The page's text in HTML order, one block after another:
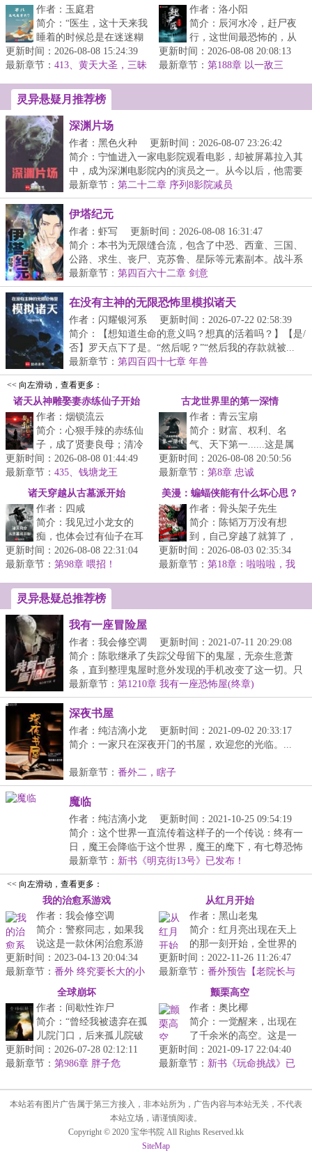
作者：玉庭君
简介：“医生，这十天来我
睡着的时候总是在迷迷糊
糊中听到有人喊我的名
字。”“黄天先生，你这是
更新时间：2026-08-08 15:24:39
最新章节： 413、黄天大圣，三昧
作者：洛小阳
简介：辰河水冷，赶尸夜
行，这世间最恐怖的，从
来都不是鬼……...
更新时间：2026-08-08 20:08:13
最新章节： 第188章 以一敌三
灵异悬疑月推荐榜
深渊片场
作者：黑色火种
更新时间：2026-08-07 23:26:42
简介：宁恤进入一家电影院观看电影，却被屏幕拉入其
中，成为深渊电影院内的演员之一。从今以后，他需要
不...
最新章节： 第二十二章 序列8影院减员
伊塔纪元
作者：虾写
更新时间：2026-08-08 16:31:47
简介：本书为无限缝合流，包含了中恐、西童、三国、
公路、求生、丧尸、克苏鲁、星际等元素副本。战斗系
统...
最新章节： 第四百六十二章 剑意
在没有主神的无限恐怖里模拟诸天
作者：闪耀银河系
更新时间：2026-07-22 02:58:39
简介：【想知道生命的意义吗？想真的活着吗？】【是/
否】罗天点下了是。“然后呢？”“然后我的存款就被...
最新章节： 第四百四十七章 年兽
<< 向左滑动，查看更多：
诸天从神雕娶妻赤练仙子开始
作者：烟锁流云
简介：心狠手辣的赤练仙
子，成了贤妻良母；清冷
如仙的小龙女，也变得活
泼可爱。还有杨过……看
着自家这个...
更新时间：2026-08-08 01:44:49
最新章节： 435、钱塘龙王
古龙世界里的第一深情
作者：青云宝扇
简介：财富、权利、名
气、天下第一......这是属
于主角的时代。不过对方
云华来说，他更喜欢坐看
主角翻雨覆...
更新时间：2026-08-08 20:50:56
最新章节： 第8章 忠诚
诸天穿越从古墓派开始
作者：四咸
简介：我见过小龙女的
痴，也体会过有仙子在耳
边轻叹情为何物。我曾与
人在佛前叩首，与人在崖
更新时间：2026-08-08 22:31:04
最新章节： 第98章 喂招！
美漫：蝙蝠侠能有什么坏心思？
作者：骨头架子先生
简介：陈韬万万没有想
到，自己穿越了就算了，
居然穿越成了蝙蝠侠本
人。众所周知，蝙蝠侠聪
更新时间：2026-08-03 02:35:34
最新章节： 第18章：啦啦啦，我
灵异悬疑总推荐榜
我有一座冒险屋
作者：我会修空调
更新时间：2021-07-11 20:29:08
简介：陈歌继承了失踪父母留下的鬼屋，无奈生意萧
条，直到整理鬼屋时意外发现的手机改变了这一切。只
要完...
最新章节： 第1210章 我有一座恐怖屋(终章)
深夜书屋
作者：纯洁滴小龙
更新时间：2021-09-02 20:33:17
简介：一家只在深夜开门的书屋，欢迎您的光临。...
最新章节： 番外二，瞎子
魔临
作者：纯洁滴小龙
更新时间：2021-10-25 09:54:19
简介：这个世界一直流传着这样子的一个传说：终有一
日，魔王会降临于这个世界，魔王的麾下，有七尊恐怖
的...
最新章节： 新书《明克街13号》已发布！
<< 向左滑动，查看更多：
我的治愈系游戏
作者：我会修空调
简介：警察同志，如果我
说这是一款休闲治愈系游
戏，你们信吗？...
更新时间：2023-04-13 20:04:34
最新章节： 番外 终究要长大的小
从红月开始
作者：黑山老鬼
简介：红月亮出现在天上
的那一刻开始，全世界的
人都成了疯子。除了
我！...
更新时间：2022-11-26 11:26:47
最新章节： 番外预告【老院长与
全球崩坏
作者：间歇性诈尸
简介：“曾经我被遗弃在孤
儿院门口，后来孤儿院破
产了”“曾经我上过一个幼
儿园，后来这家幼儿园倒
更新时间：2026-07-28 02:12:11
最新章节： 第986章 胖子危
颤栗高空
作者：奥比椰
简介：一觉醒来，出现在
了千余米的高空。这是一
根高耸入云的石柱的顶
端。我是怎么上来的？我
更新时间：2021-09-17 22:04:40
最新章节： 新书《玩命挑战》已
本站若有图片广告属于第三方接入，非本站所为，广告内容与本站无关，不代表
本站立场，请谨慎阅读。
Copyright © 2020 宝华书院 All Rights Reserved.kk
SiteMap